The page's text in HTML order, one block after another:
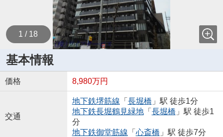
1 / 18
基本情報
価格 8,980万円
交通
地下鉄堺筋線 「 長堀橋 」駅 徒歩1分
地下鉄長堀鶴見緑地「 長堀橋 」駅 徒歩1
分
地下鉄御堂筋線 「 心斎橋 」駅 徒歩7分